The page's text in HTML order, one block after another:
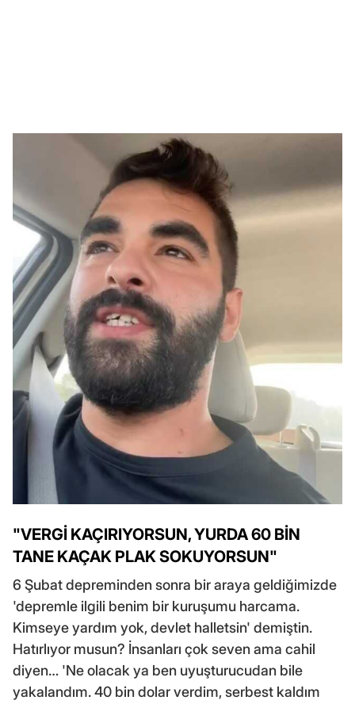
"VERGİ KAÇIRIYORSUN, YURDA 60 BİN
TANE KAÇAK PLAK SOKUYORSUN"
6 Şubat depreminden sonra bir araya geldiğimizde
'depremle ilgili benim bir kuruşumu harcama.
Kimseye yardım yok, devlet halletsin' demiştin.
Hatırlıyor musun? İnsanları çok seven ama cahil
diyen… 'Ne olacak ya ben uyuşturucudan bile
yakalandım. 40 bin dolar verdim, serbest kaldım